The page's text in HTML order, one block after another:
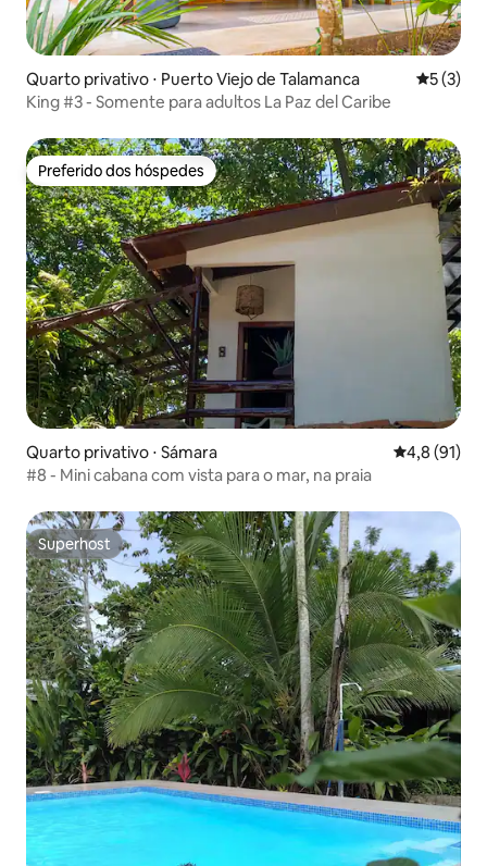
Quarto privativo ⋅ Puerto Viejo de Talamanca 5 de
5 (3)
King #3 - Somente para adultos La Paz del Caribe
Preferido dos hóspedes
Preferido dos hóspedes
Quarto privativo ⋅ Sámara 4,8 de uma
4,8 (91)
#8 - Mini cabana com vista para o mar, na praia
Superhost
Superhost